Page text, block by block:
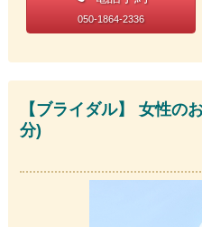
050-1864-2336
【ブライダル】 女性の
分)